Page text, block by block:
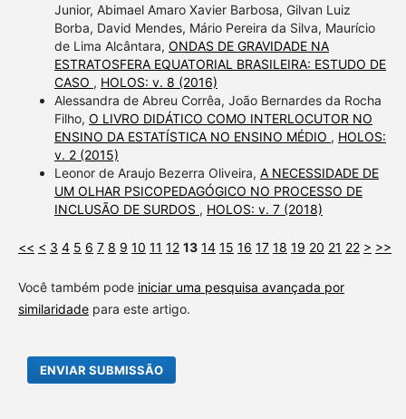
Junior, Abimael Amaro Xavier Barbosa, Gilvan Luiz
Borba, David Mendes, Mário Pereira da Silva, Maurício
de Lima Alcântara, ONDAS DE GRAVIDADE NA
ESTRATOSFERA EQUATORIAL BRASILEIRA: ESTUDO DE
CASO , HOLOS: v. 8 (2016)
Alessandra de Abreu Corrêa, João Bernardes da Rocha
Filho, O LIVRO DIDÁTICO COMO INTERLOCUTOR NO
ENSINO DA ESTATÍSTICA NO ENSINO MÉDIO , HOLOS:
v. 2 (2015)
Leonor de Araujo Bezerra Oliveira, A NECESSIDADE DE
UM OLHAR PSICOPEDAGÓGICO NO PROCESSO DE
INCLUSÃO DE SURDOS , HOLOS: v. 7 (2018)
<< < 3 4 5 6 7 8 9 10 11 12 13 14 15 16 17 18 19 20 21 22 > >>
Você também pode iniciar uma pesquisa avançada por
similaridadepara este artigo.
ENVIAR SUBMISSÃO